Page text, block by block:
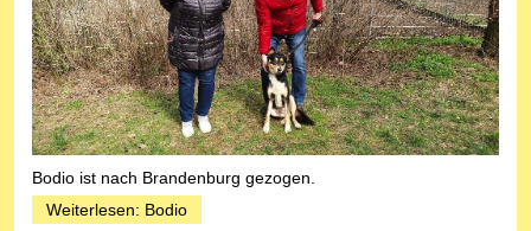
Bodio ist nach Brandenburg gezogen.
Weiterlesen: Bodio